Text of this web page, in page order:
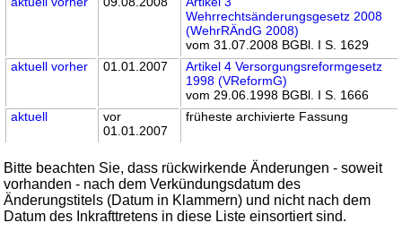
Wehrrechtsänderungsgesetz 2008
(WehrRÄndG 2008)
vom 31.07.2008 BGBl. I S. 1629
aktuell vorher 01.01.2007
Artikel 4 Versorgungsreformgesetz
1998 (VReformG)
vom 29.06.1998 BGBl. I S. 1666
aktuell
vor
01.01.2007
früheste archivierte Fassung
Bitte beachten Sie, dass rückwirkende Änderungen - soweit
vorhanden - nach dem Verkündungsdatum des
Änderungstitels (Datum in Klammern) und nicht nach dem
Datum des Inkrafttretens in diese Liste einsortiert sind.